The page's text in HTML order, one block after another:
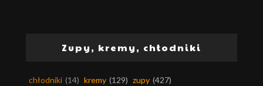
Zupy, kremy, chłodniki
chłodniki (14) kremy (129) zupy (427)